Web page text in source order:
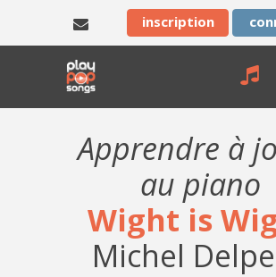
inscription
Apprendre à
au piano
Wight is
Michel